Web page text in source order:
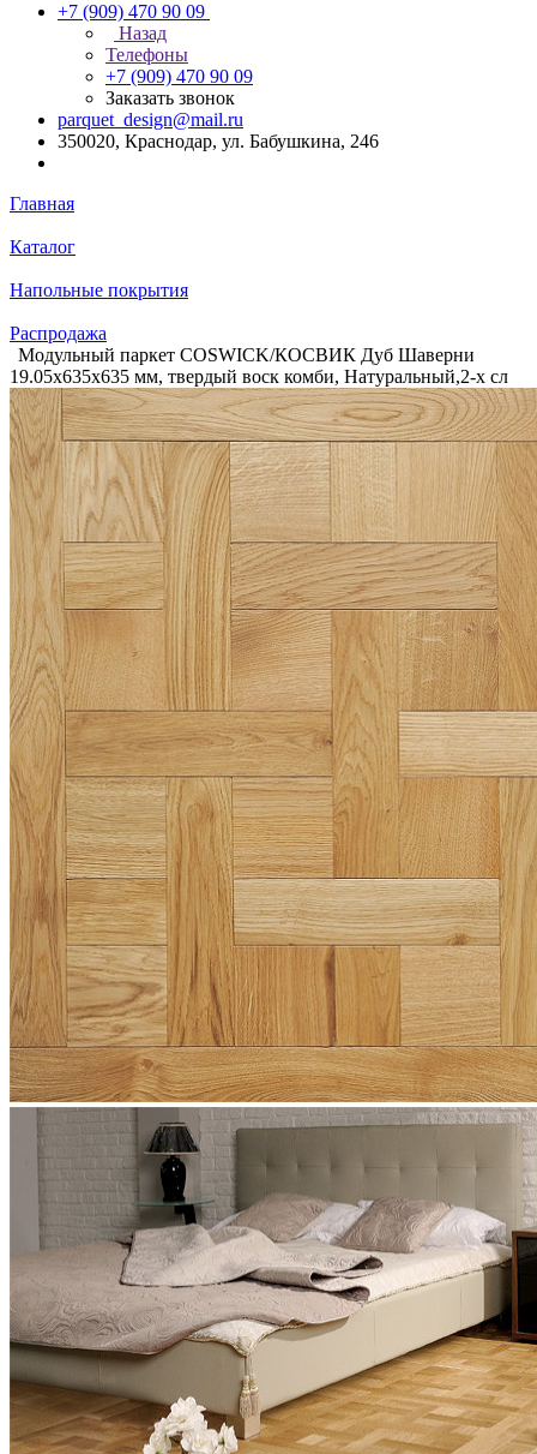
+7 (909) 470 90 09
Назад
Телефоны
+7 (909) 470 90 09
Заказать звонок
parquet_design@mail.ru
350020, Краснодар, ул. Бабушкина, 246
Главная
Каталог
Напольные покрытия
Распродажа
Модульный паркет COSWICK/КОСВИК Дуб Шаверни
19.05х635х635 мм, твердый воск комби, Натуральный,2-х сл